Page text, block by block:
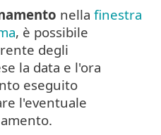
nella finestra
, è possibile
degli
la data e l'ora
eseguito
l'eventuale